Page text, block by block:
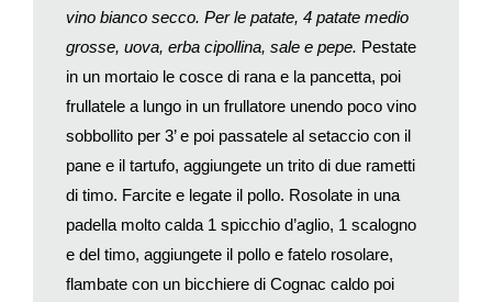
Mescolate il tutto e versate in un tegame foderato di pasta
frolla, coprite con un altro disco di pasta frolla.
Infornate a 180° per circa 30’, fino a che la superficie sarà di un
vino bianco secco. Per le patate, 4 patate medio
grosse, uova, erba cipollina, sale e pepe. Pestate
in un mortaio le cosce di rana e la pancetta, poi
frullatele a lungo in un frullatore unendo poco vino
sobbollito per 3’ e poi passatele al setaccio con il
pane e il tartufo, aggiungete un trito di due rametti
di timo. Farcite e legate il pollo. Rosolate in una
padella molto calda 1 spicchio d’aglio, 1 scalogno
e del timo, aggiungete il pollo e fatelo rosolare,
flambate con un bicchiere di Cognac caldo poi